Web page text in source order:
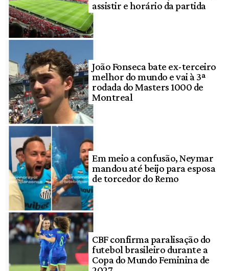
assistir e horário da partida
João Fonseca bate ex-terceiro
melhor do mundo e vai à 3ª
rodada do Masters 1000 de
Montreal
Em meio a confusão, Neymar
mandou até beijo para esposa
de torcedor do Remo
CBF confirma paralisação do
futebol brasileiro durante a
Copa do Mundo Feminina de